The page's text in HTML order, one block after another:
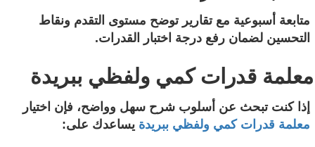
متابعة أسبوعية مع تقارير توضح مستوى التقدم ونقاط
التحسين لضمان رفع درجة اختبار القدرات.
معلمة قدرات كمي ولفظي ببريدة
إذا كنت تبحث عن أسلوب شرح سهل وواضح، فإن اختيار
معلمة قدرات كمي ولفظي ببريدة يساعدك على: